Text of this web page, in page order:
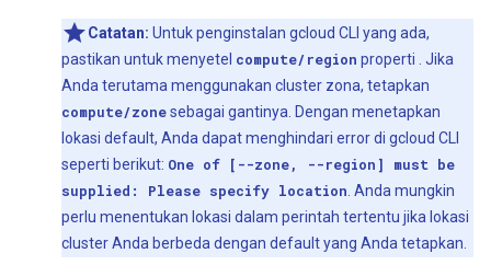
Catatan: Untuk penginstalan gcloud CLI yang ada,
pastikan untuk menyetel compute/region properti
. Jika
Anda terutama menggunakan cluster zona, tetapkan
compute/zonesebagai gantinya. Dengan menetapkan
lokasi default, Anda dapat menghindari error di gcloud CLI
seperti berikut: One of [--zone, --region] must be
supplied: Please specify location . Anda mungkin
perlu menentukan lokasi dalam perintah tertentu jika lokasi
cluster Anda berbeda dengan default yang Anda tetapkan.